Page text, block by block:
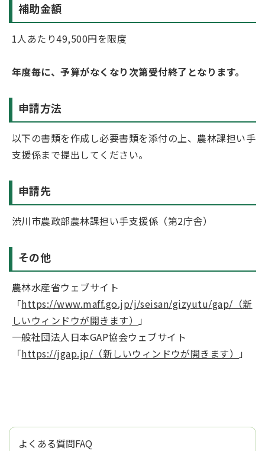
補助金額
1人あたり49,500円を限度
年度毎に、予算がなくなり次第受付終了となります。
申請方法
以下の書類を作成し必要書類を添付の上、農林課担い手
支援係まで提出してください。
申請先
渋川市農政部農林課担い手支援係（第2庁舎）
その他
農林水産省ウェブサイト
「https://www.maff.go.jp/j/seisan/gizyutu/gap/（新
しいウィンドウが開きます）
」
一般社団法人日本GAP協会ウェブサイト
「https://jgap.jp/（新しいウィンドウが開きます） 」
よくある質問FAQ